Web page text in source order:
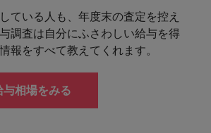
ている人も、年度末の査定を控え
調査は自分にふさわしい給与を得
報をすべて教えてくれます。
与相場をみる